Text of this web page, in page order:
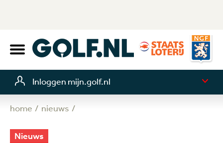
Inloggen mijn.golf.nl
home nieuws
Nieuws